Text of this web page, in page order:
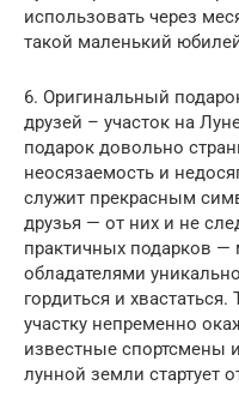
использовать через
такой маленький
6. Оригинальный
друзей – участок на
подарок довольно
неосязаемость и
служит прекрасным
друзья — от них и не
практичных подарков —
обладателями
гордиться и
участку непременно
известные спортсмены
лунной земли стартует